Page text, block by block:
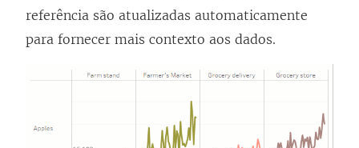
a
)
referência são atualizadas automaticamente
para fornecer mais contexto aos dados.